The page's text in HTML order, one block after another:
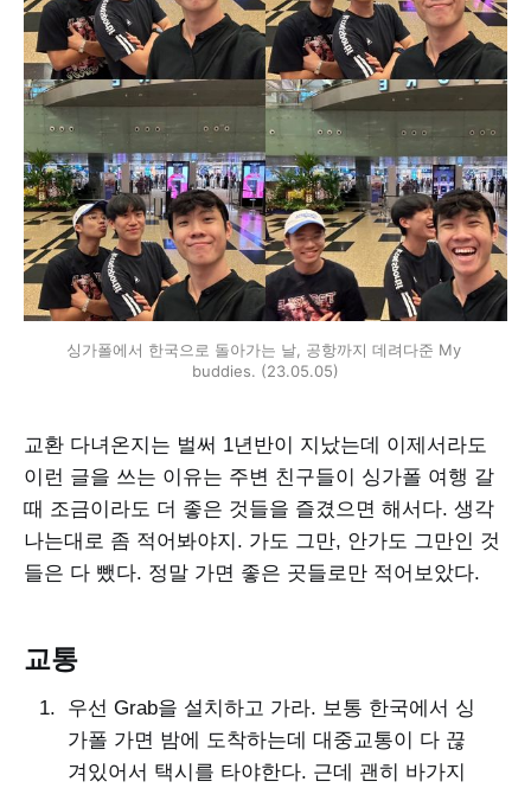
싱가폴에서 한국으로 돌아가는 날, 공항까지 데려다준 My
buddies. (23.05.05)
교환 다녀온지는 벌써 1년반이 지났는데 이제서라도
이런 글을 쓰는 이유는 주변 친구들이 싱가폴 여행 갈
때 조금이라도 더 좋은 것들을 즐겼으면 해서다. 생각
나는대로 좀 적어봐야지. 가도 그만, 안가도 그만인 것
들은 다 뺐다. 정말 가면 좋은 곳들로만 적어보았다.
교통
우선 Grab을 설치하고 가라. 보통 한국에서 싱
가폴 가면 밤에 도착하는데 대중교통이 다 끊
겨있어서 택시를 타야한다. 근데 괜히 바가지